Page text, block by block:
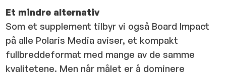
Et mindre alternativ
Som et supplement tilbyr vi også Board Impact
på alle Polaris Media aviser, et kompakt
fullbreddeformat med mange av de samme
kvalitetene. Men når målet er å dominere